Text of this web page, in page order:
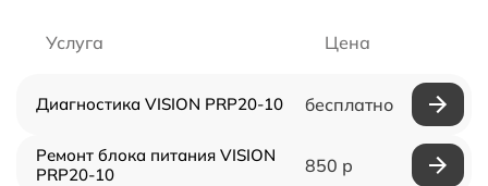
Услуга Цена
Диагностика VISION PRP20-10 бесплатно
Ремонт блока питания VISION
PRP20-10
850 р